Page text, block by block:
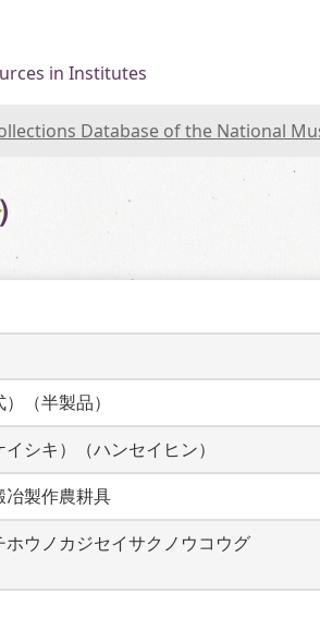
in Institutes
Database of the National
（半製品）
シキ）（ハンセイヒン）
冶製作農耕具
ホウノカジセイサクノウコウグ